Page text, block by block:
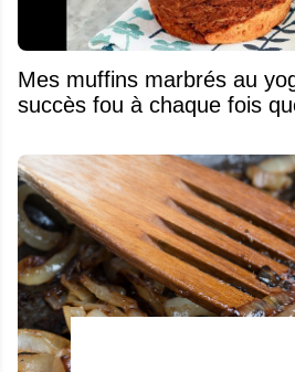
Mes muffins marbrés au
succès fou à chaque fois